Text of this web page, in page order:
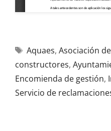
Aquaes, Asociación
constructores,
Encomienda de gestión,
Servicio de